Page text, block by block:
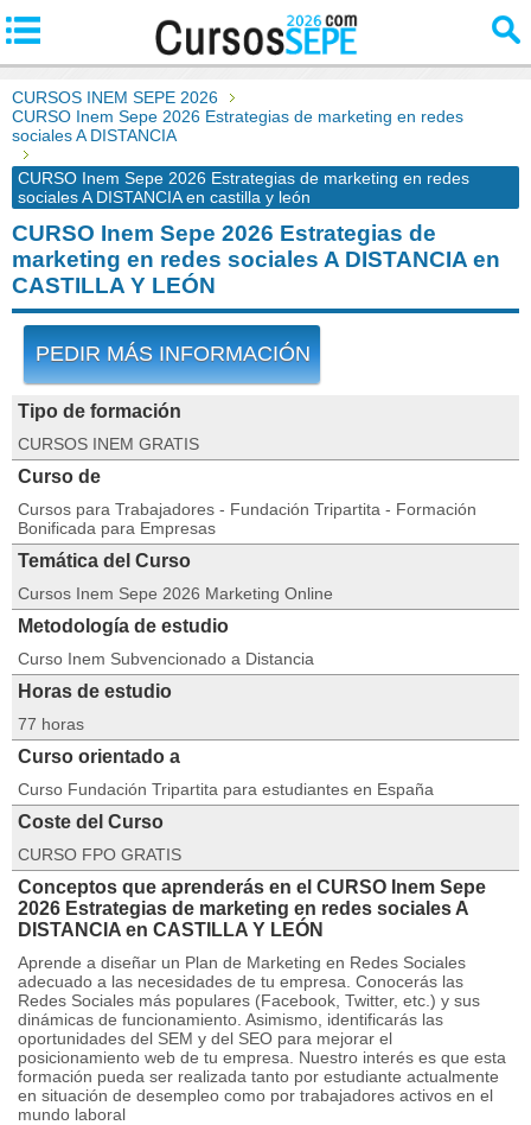
CURSOS INEM SEPE 2026
CURSO Inem Sepe 2026 Estrategias de marketing en redes
sociales A DISTANCIA
CURSO Inem Sepe 2026 Estrategias de marketing en redes
sociales A DISTANCIA en castilla y león
CURSO Inem Sepe 2026 Estrategias de
marketing en redes sociales A DISTANCIA en
CASTILLA Y LEÓN
PEDIR MÁS INFORMACIÓN
Tipo de formación
CURSOS INEM GRATIS
Curso de
Cursos para Trabajadores - Fundación Tripartita - Formación
Bonificada para Empresas
Temática del Curso
Cursos Inem Sepe 2026 Marketing Online
Metodología de estudio
Curso Inem Subvencionado a Distancia
Horas de estudio
77 horas
Curso orientado a
Curso Fundación Tripartita para estudiantes en España
Coste del Curso
CURSO FPO GRATIS
Conceptos que aprenderás en el CURSO Inem Sepe
2026 Estrategias de marketing en redes sociales A
DISTANCIA en CASTILLA Y LEÓN
Aprende a diseñar un Plan de Marketing en Redes Sociales
adecuado a las necesidades de tu empresa. Conocerás las
Redes Sociales más populares (Facebook, Twitter, etc.) y sus
dinámicas de funcionamiento. Asimismo, identificarás las
oportunidades del SEM y del SEO para mejorar el
posicionamiento web de tu empresa. Nuestro interés es que esta
formación pueda ser realizada tanto por estudiante actualmente
en situación de desempleo como por trabajadores activos en el
mundo laboral